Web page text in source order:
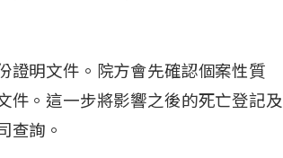
證明文件。院方會先確認個案性質
件。這一步將影響之後的死亡登記及
查詢。